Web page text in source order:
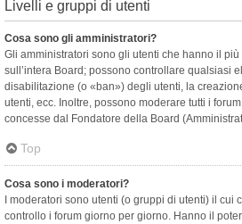
Livelli e gruppi di utenti
Cosa sono gli amministratori?
Gli amministratori sono gli utenti che hanno il
sull’intera Board; possono controllare qualsiasi
disabilitazione (o «ban») degli utenti, la
utenti, ecc. Inoltre, possono moderare tutti i
concesse dal Fondatore della Board
Top
Cosa sono i moderatori?
I moderatori sono utenti (o gruppi di utenti) il cui
controllo i forum giorno per giorno. Hanno il